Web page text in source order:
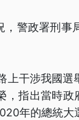
，警政署刑
上干涉我國
，指出當時
年的總統大